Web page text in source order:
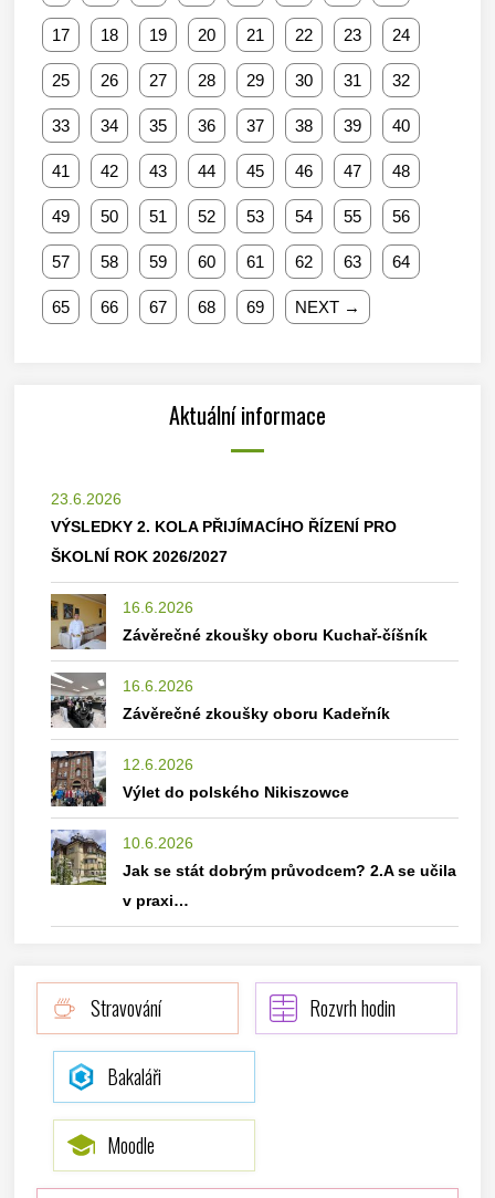
17 18 19 20 21 22 23 24
25 26 27 28 29 30 31 32
33 34 35 36 37 38 39 40
41 42 43 44 45 46 47 48
49 50 51 52 53 54 55 56
57 58 59 60 61 62 63 64
65 66 67 68 69 NEXT →
Aktuální informace
23.6.2026
VÝSLEDKY 2. KOLA PŘIJÍMACÍHO ŘÍZENÍ PRO
ŠKOLNÍ ROK 2026/2027
16.6.2026
Závěrečné zkoušky oboru Kuchař-číšník
16.6.2026
Závěrečné zkoušky oboru Kadeřník
12.6.2026
Výlet do polského Nikiszowce
10.6.2026
Jak se stát dobrým průvodcem? 2.A se učila
v praxi…
Stravování Rozvrh hodin
Bakaláři
Moodle